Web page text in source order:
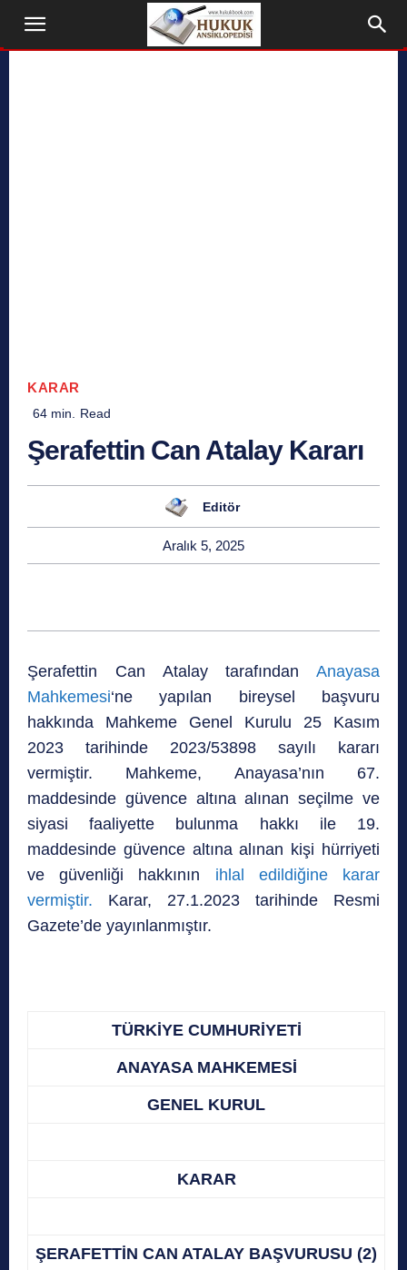
KARAR
64 min. Read
Şerafettin Can Atalay Kararı
Editör
Aralık 5, 2025
Şerafettin Can Atalay tarafından Anayasa
Mahkemesi‘ne yapılan bireysel başvuru
hakkında Mahkeme Genel Kurulu 25 Kasım
2023 tarihinde 2023/53898 sayılı kararı
vermiştir. Mahkeme, Anayasa’nın 67.
maddesinde güvence altına alınan seçilme ve
siyasi faaliyette bulunma hakkı ile 19.
maddesinde güvence altına alınan kişi hürriyeti
ve güvenliği hakkının ihlal edildiğine karar
vermiştir. Karar, 27.1.2023 tarihinde Resmi
Gazete’de yayınlanmıştır.
TÜRKİYE CUMHURİYETİ
ANAYASA MAHKEMESİ
GENEL KURUL
KARAR
ŞERAFETTİN CAN ATALAY BAŞVURUSU (2)